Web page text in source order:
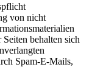
von nicht
behalten sich
Spam-E-Mails,